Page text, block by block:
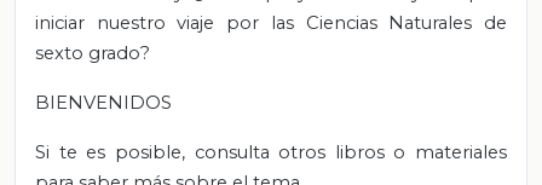
iniciar nuestro viaje por las Ciencias Naturales de
sexto grado?
BIENVENIDOS
Si te es posible, consulta otros libros o materiales